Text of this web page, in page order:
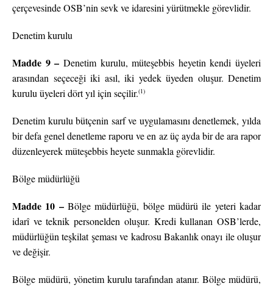
çerçevesinde OSB’nin sevk ve idaresini yürütmekle görevlidir.
Denetim kurulu
Madde 9 – Denetim kurulu, müteşebbis heyetin kendi üyeleri
arasından seçeceği iki asıl, iki yedek üyeden oluşur. Denetim
kurulu üyeleri dört yıl için seçilir.(1)
Denetim kurulu bütçenin sarf ve uygulamasını denetlemek, yılda
bir defa genel denetleme raporu ve en az üç ayda bir de ara rapor
düzenleyerek müteşebbis heyete sunmakla görevlidir.
Bölge müdürlüğü
Madde 10 – Bölge müdürlüğü, bölge müdürü ile yeteri kadar
idarî ve teknik personelden oluşur. Kredi kullanan OSB’lerde,
müdürlüğün teşkilat şeması ve kadrosu Bakanlık onayı ile oluşur
ve değişir.
Bölge müdürü, yönetim kurulu tarafından atanır. Bölge müdürü,